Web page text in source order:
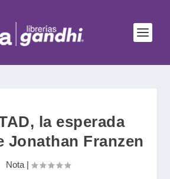
la esperada
Jonathan Franzen
Nota|